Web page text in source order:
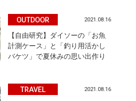
OUTDOOR 2021.08.16
【自由研究】ダイソーの「お魚
計測ケース」と「釣り用活かし
バケツ」で夏休みの思い出作り
TRAVEL 2021.08.16